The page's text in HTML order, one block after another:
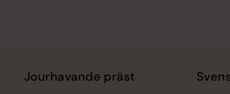
Jourhavande präst